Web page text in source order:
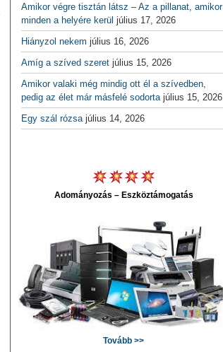
Amikor végre tisztán látsz – Az a pillanat, amikor
minden a helyére kerül július 17, 2026
Hiányzol nekem július 16, 2026
Amíg a szíved szeret július 15, 2026
Amikor valaki még mindig ott él a szívedben,
pedig az élet már másfelé sodorta július 15, 2026
Egy szál rózsa július 14, 2026
Adományozás – Eszköztámogatás
Tovább >>